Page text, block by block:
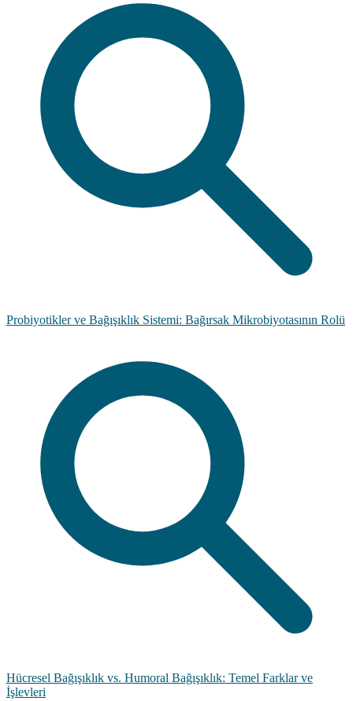
Probiyotikler ve Bağışıklık Sistemi: Bağırsak Mikrobiyotasının Rolü
Hücresel Bağışıklık vs. Humoral Bağışıklık: Temel Farklar ve
İşlevleri